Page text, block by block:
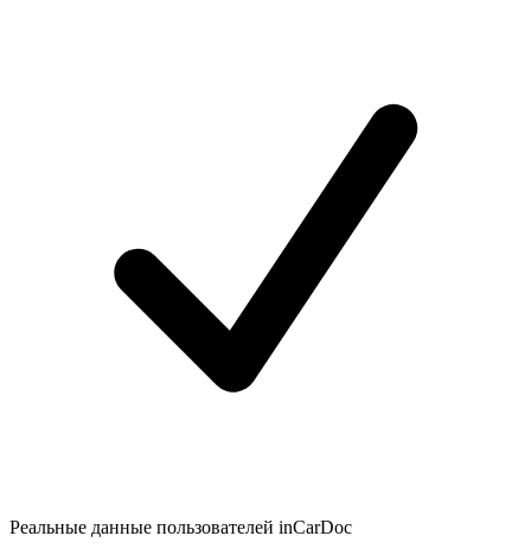
Реальные данные пользователей inCarDoc